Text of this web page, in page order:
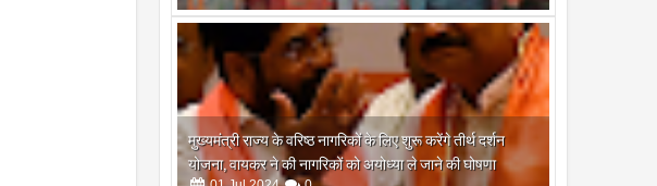
मुख्यमंत्री राज्य के वरिष्ठ नागरिकों के लिए शुरू करेंगे तीर्थ दर्शन
योजना, वायकर ने की नागरिकों को अयोध्या ले जाने की घोषणा